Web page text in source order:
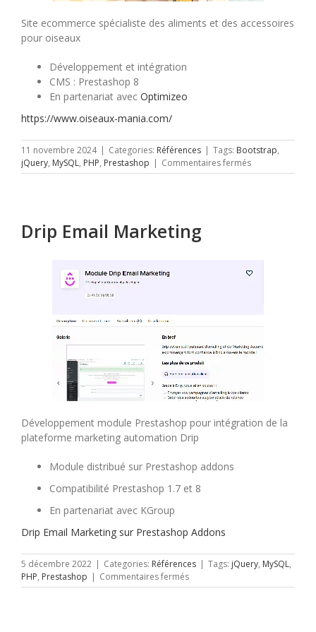
Site ecommerce spécialiste des aliments et des accessoires
pour oiseaux
Développement et intégration
CMS : Prestashop 8
En partenariat avec Optimizeo
https://www.oiseaux-mania.com/
11 novembre 2024 | Categories: Références | Tags: Bootstrap,
jQuery, MySQL, PHP, Prestashop | Commentaires ferméssur
Oiseaux
Drip Email Marketing
Développement module Prestashop pour intégration de la
plateforme marketing automation Drip
Module distribué sur Prestashop addons
Compatibilité Prestashop 1.7 et 8
En partenariat avec KGroup
Drip Email Marketing sur Prestashop Addons
5 décembre 2022 | Categories: Références | Tags: jQuery, MySQL,
PHP, Prestashop | Commentaires ferméssur
Drip